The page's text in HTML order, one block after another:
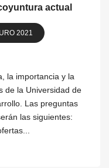
actual
2021
la importancia y la
de la Universidad de
Las preguntas
las siguientes: